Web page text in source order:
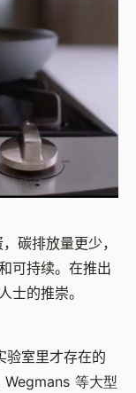
碳排放量更少，
可持续。在推出
士的推崇。
验室里才存在的
Wegmans 等大型